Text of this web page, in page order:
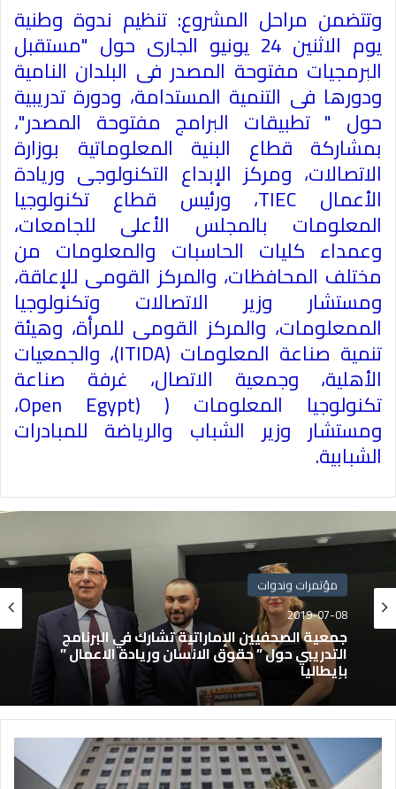
وتتضمن مراحل المشروع: تنظيم ندوة وطنية
يوم الاثنين 24 يونيو الجارى حول "مستقبل
البرمجيات مفتوحة المصدر فى البلدان النامية
ودورها فى التنمية المستدامة، ودورة تدريبية
حول " تطبيقات البرامج مفتوحة المصدر"،
بمشاركة قطاع البنية المعلوماتية بوزارة
الاتصالات، ومركز الإبداع التكنولوجى وريادة
الأعمال TIEC، ورئيس قطاع تكنولوجيا
المعلومات بالمجلس الأعلى للجامعات،
وعمداء كليات الحاسبات والمعلومات من
مختلف المحافظات، والمركز القومى للإعاقة،
ومستشار وزير الاتصالات وتكنولوجيا
الممعلومات، والمركز القومى للمرأة، وهيئة
تنمية صناعة المعلومات (ITIDA)، والجمعيات
الأهلية، وجمعية الاتصال، غرفة صناعة
تكنولوجيا المعلومات ( (Open Egypt،
ومستشار وزير الشباب والرياضة للمبادرات
الشبابية.
مؤتمرات وندوات
2019-07-08
جمعية الصحفيين الإماراتية تشارك في البرنامج
التدريبي حول ” حقوق الانسان وريادة الاعمال ”
بإيطاليا